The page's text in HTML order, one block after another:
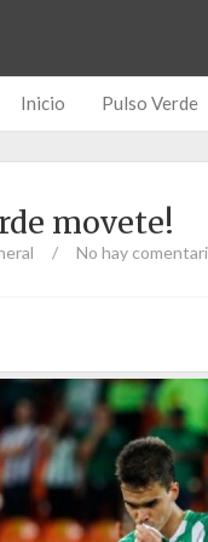
Inicio Pulso Verde
movete!
/ No hay